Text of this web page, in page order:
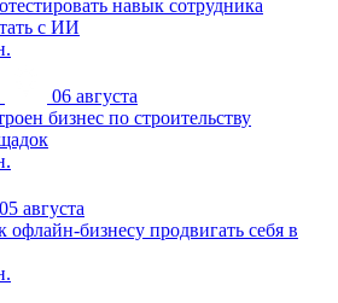
навык сотрудника
с ИИ
06 августа
бизнес по строительству
05 августа
офлайн-бизнесу продвигать себя в